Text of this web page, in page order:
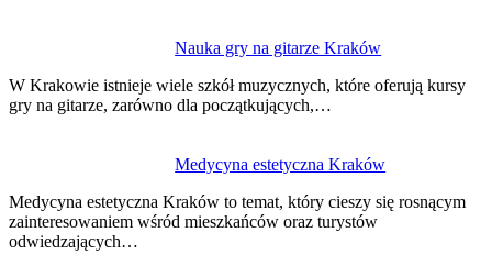
Nauka gry na gitarze Kraków
W Krakowie istnieje wiele szkół muzycznych, które oferują kursy
gry na gitarze, zarówno dla początkujących,…
Medycyna estetyczna Kraków
Medycyna estetyczna Kraków to temat, który cieszy się rosnącym
zainteresowaniem wśród mieszkańców oraz turystów
odwiedzających…